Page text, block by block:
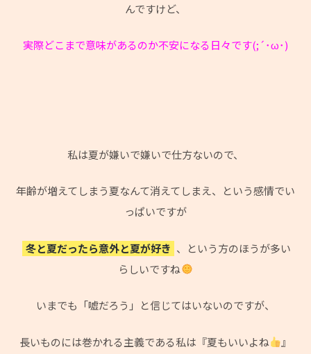
んですけど、
実際どこまで意味があるのか不安になる日々です(;´･ω･)
私は夏が嫌いで嫌いで仕方ないので、
年齢が増えてしまう夏なんて消えてしまえ、という感情でい
っぱいですが
冬と夏だったら意外と夏が好き 、という方のほうが多い
らしいですね
いまでも「嘘だろう」と信じてはいないのですが、
長いものには巻かれる主義である私は『夏もいいよね
』